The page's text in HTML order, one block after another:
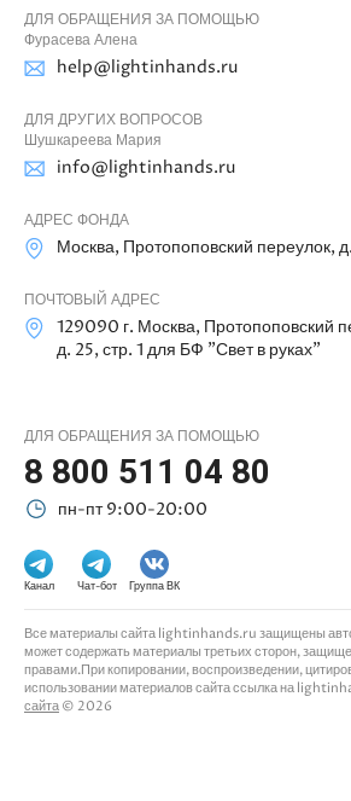
ДЛЯ ОБРАЩЕНИЯ ЗА ПОМОЩЬЮ
Фурасева Алена
help@lightinhands.ru
ДЛЯ ДРУГИХ ВОПРОСОВ
Шушкареева Мария
info@lightinhands.ru
АДРЕС ФОНДА
Москва, Протопоповский переулок,
ПОЧТОВЫЙ АДРЕС
129090 г. Москва, Протопоповский
д. 25, стр. 1 для БФ "Свет в руках"
ДЛЯ ОБРАЩЕНИЯ ЗА ПОМОЩЬЮ
8 800 511 04 80
пн-пт 9:00-20:00
Канал Чат-бот Группа ВК
Все материалы сайта lightinhands.ru защищены
может содержать материалы третьих сторон,
правами.При копировании, воспроизведении,
использовании материалов сайта ссылка на
сайта © 2026